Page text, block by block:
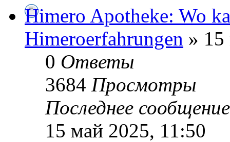
Himero Apotheke: Wo
Himeroerfahrungen » 15
0 Ответы
3684 Просмотры
Последнее
15 май 2025, 11:50